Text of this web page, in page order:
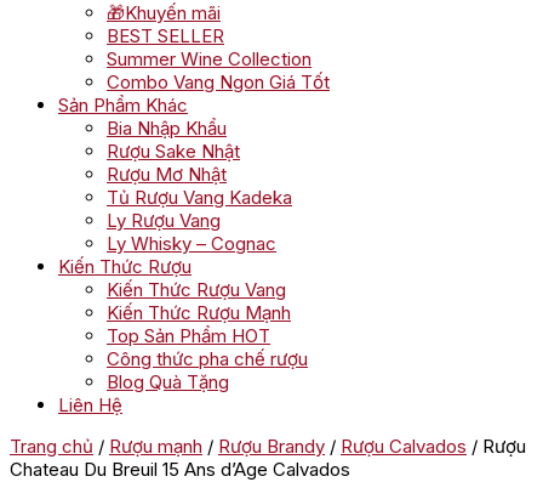
🎁Khuyến mãi
BEST SELLER
Summer Wine Collection
Combo Vang Ngon Giá Tốt
Sản Phẩm Khác
Bia Nhập Khẩu
Rượu Sake Nhật
Rượu Mơ Nhật
Tủ Rượu Vang Kadeka
Ly Rượu Vang
Ly Whisky – Cognac
Kiến Thức Rượu
Kiến Thức Rượu Vang
Kiến Thức Rượu Mạnh
Top Sản Phẩm HOT
Công thức pha chế rượu
Blog Quà Tặng
Liên Hệ
Trang chủ / Rượu mạnh / Rượu Brandy / Rượu Calvados / Rượu
Chateau Du Breuil 15 Ans d’Age Calvados